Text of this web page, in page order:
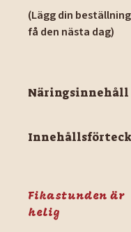
(Lägg din
få den nästa dag)
Näringsinnehåll
Fikastunden är
helig